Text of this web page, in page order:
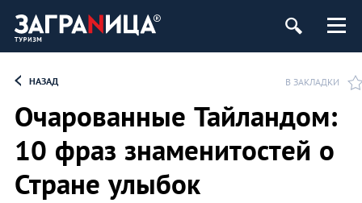
НАЗАД В ЗАКЛАДКИ
Очарованные Тайландом:
10 фраз знаменитостей о
Стране улыбок